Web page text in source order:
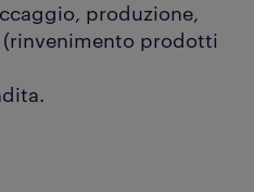
produzione,
prodotti